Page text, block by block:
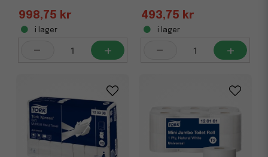
998,75 kr
i lager
- +
493,75 kr
i lager
- +